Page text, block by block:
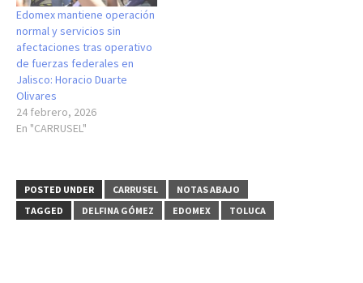
Edomex mantiene operación
normal y servicios sin
afectaciones tras operativo
de fuerzas federales en
Jalisco: Horacio Duarte
Olivares
24 febrero, 2026
En "CARRUSEL"
POSTED UNDER CARRUSEL
NOTAS ABAJO
TAGGED
DELFINA GÓMEZ EDOMEX TOLUCA